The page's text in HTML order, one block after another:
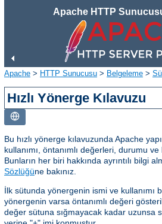
Apache HTTP
Apache > HTTP Sunucusu > Belgeleme >
Hızlı Yönerge Kılavuzu
Bu hızlı yönerge kılavuzunda Apache
kullanımı, öntanımlı değerleri, durumu
Bunların her biri hakkında ayrıntılı bilgi
Sözlüğüne bakınız.
İlk sütunda yönergenin ismi ve kullanımı
yönergenin varsa öntanımlı değeri
değer sütuna sığmayacak kadar uzunsa